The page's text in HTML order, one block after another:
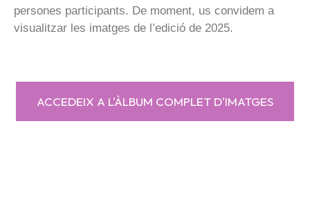
persones participants. De moment, us convidem a
visualitzar les imatges de l’edició de 2025.
ACCEDEIX A L'ÀLBUM COMPLET D'IMATGES